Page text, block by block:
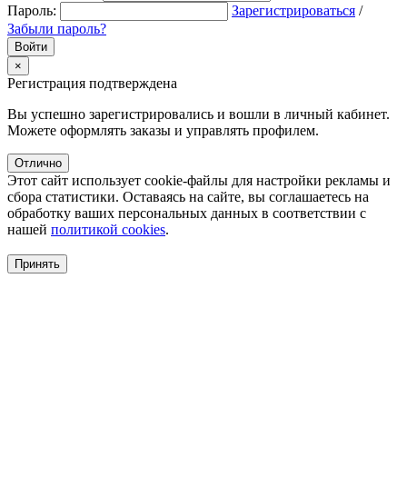
Пароль:
Зарегистрироваться /
Забыли пароль?
×
Регистрация подтверждена
Вы успешно зарегистрировались и вошли в личный кабинет.
Можете оформлять заказы и управлять профилем.
Отлично
Этот сайт использует cookie-файлы для настройки рекламы и
сбора статистики. Оставаясь на сайте, вы соглашаетесь на
обработку ваших персональных данных в соответствии с
нашей политикой cookies.
Принять